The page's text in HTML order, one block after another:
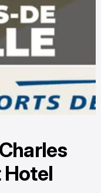
Hotel